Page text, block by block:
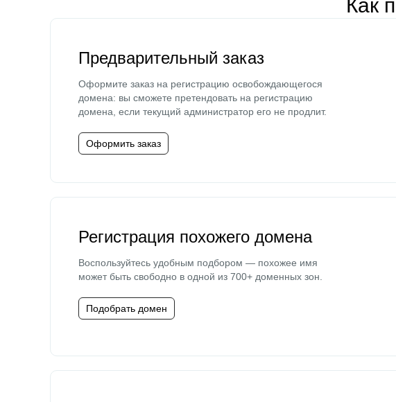
Как
Предварительный заказ
Оформите заказ на регистрацию освобождающегося
домена: вы сможете претендовать на регистрацию
домена, если текущий администратор его не продлит.
Оформить заказ
Регистрация похожего домена
Воспользуйтесь удобным подбором — похожее имя
может быть свободно в одной из 700+ доменных зон.
Подобрать домен